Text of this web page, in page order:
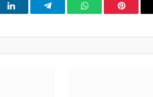
LinkedIn Telegram WhatsAppPinterest